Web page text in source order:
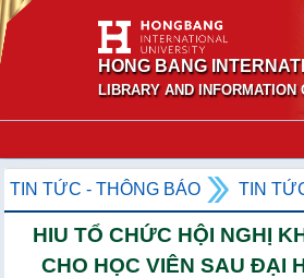
HONG BANG
LIBRARY AND INFORMATION
TIN TỨC - THÔNG BÁO TIN
HIU TỔ CHỨC HỘI NGHỊ
CHO HỌC VIÊN SAU ĐẠI